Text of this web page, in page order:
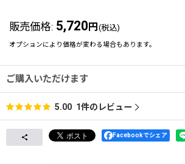
販売価格: 5,720 円 (税込)
オプションにより価格が変わる場合もあります。
ご購入いただけます
5.00 1件のレビュー
Facebookでシェア